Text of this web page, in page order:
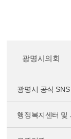
광명시의회
광명시 공식 SNS
행정복지센터 및